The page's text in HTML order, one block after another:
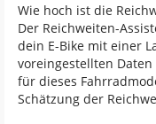
Wie hoch ist die
Der Reichweiten-
dein E-Bike mit einer
voreingestellten
für dieses
Schätzung der